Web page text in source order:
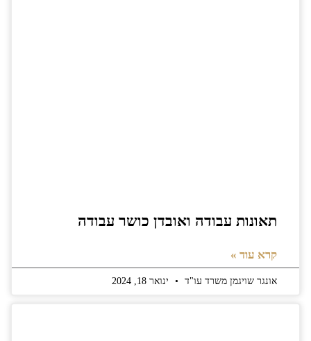
תאונות עבודה ואובדן כושר עבודה
קרא עוד »
אונגר שויגמן משרד עו"ד ינואר 18, 2024